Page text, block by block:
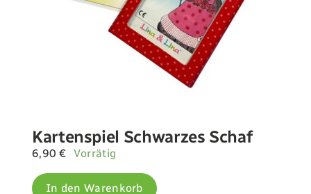
Kartenspiel Schwarzes Schaf
6,90€ Vorrätig
In den Warenkorb